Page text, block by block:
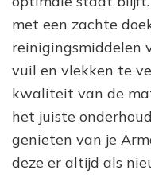
met een zachte
reinigingsmiddelen
vuil en vlekken te
kwaliteit van de
het juiste
genieten van je
deze er altijd als